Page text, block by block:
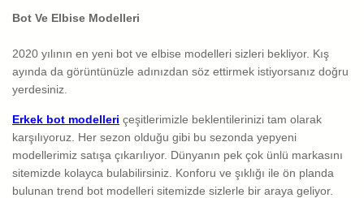
Bot Ve Elbise Modelleri
2020 yılının en yeni bot ve elbise modelleri sizleri bekliyor. Kış
ayında da görüntünüzle adınızdan söz ettirmek istiyorsanız doğru
yerdesiniz.
Erkek bot modelleri çeşitlerimizle beklentilerinizi tam olarak
karşılıyoruz. Her sezon olduğu gibi bu sezonda yepyeni
modellerimiz satışa çıkarılıyor. Dünyanın pek çok ünlü markasını
sitemizde kolayca bulabilirsiniz. Konforu ve şıklığı ile ön planda
bulunan trend bot modelleri sitemizde sizlerle bir araya geliyor.